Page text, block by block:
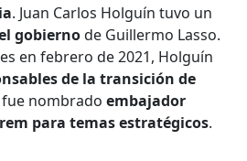
. Juan Carlos Holguín tuvo un
gobiernode Guillermo Lasso.
en febrero de 2021, Holguín
de la transición de
fue nombradoembajador
para temas estratégicos.